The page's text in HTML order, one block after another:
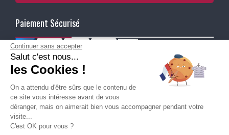
Paiement Sécurisé
Ma Livraison
Continuer sans accepter
Salut c'est nous...
les Cookies !
On a attendu d'être sûrs que le contenu de
ce site vous intéresse avant de vous
déranger, mais on aimerait bien vous accompagner pendant votre
visite...
C'est OK pour vous ?